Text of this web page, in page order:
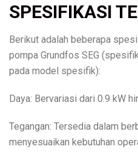
SPESIFIKASI
Berikut adalah beberapa
pompa Grundfos SEG
pada model spesifik):
Daya: Bervariasi dari 0.9 kW
Tegangan: Tersedia dalam
menyesuaikan kebutuhan